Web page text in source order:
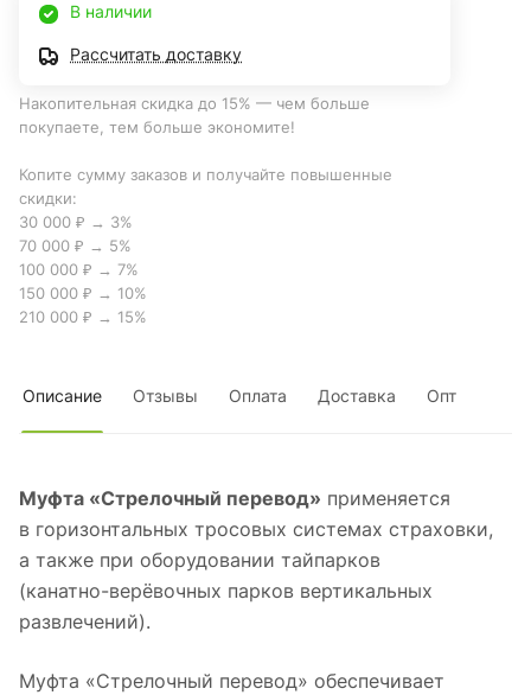
В наличии
Рассчитать доставку
Накопительная скидка до 15% — чем больше
покупаете, тем больше экономите!
Копите сумму заказов и получайте повышенные
скидки:
30 000 ₽ → 3%
70 000 ₽ → 5%
100 000 ₽ → 7%
150 000 ₽ → 10%
210 000 ₽ → 15%
Описание Отзывы Оплата Доставка Опт
Муфта «Стрелочный перевод» применяется
в горизонтальных тросовых системах страховки,
а также при оборудовании тайпарков
(канатно-верёвочных парков вертикальных
развлечений).
Муфта «Стрелочный перевод» обеспечивает